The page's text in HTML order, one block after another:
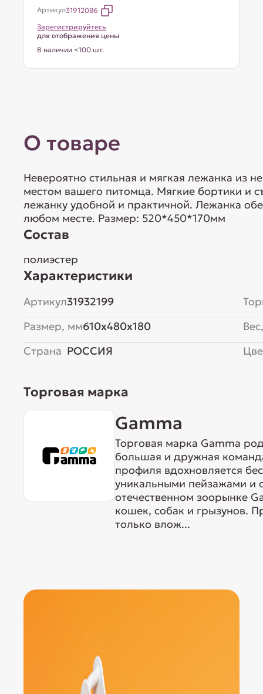
Артикул31912086
Зарегистрируйтесь
для отображения цены
В наличии <100 шт.
О товаре
Невероятно стильная и мягкая лежанка из
местом вашего питомца. Мягкие бортики и
лежанку удобной и практичной. Лежанка
любом месте. Размер: 520*450*170мм
Состав
полиэстер
Характеристики
Артикул31932199
Размер, мм610x480x180
Страна РОССИЯ
Торговая марка
Gamma
Торговая марка Gamma
большая и дружная
профиля вдохновляется
уникальными пейзажами и
отечественном зоорынке
кошек, собак и грызунов.
только влож...